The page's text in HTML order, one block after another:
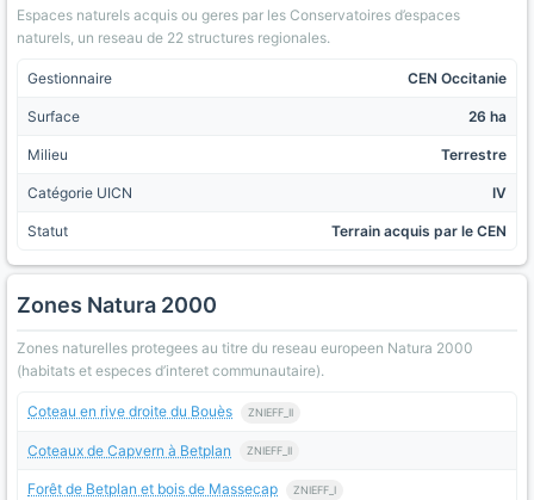
Espaces naturels acquis ou geres par les Conservatoires d’espaces
naturels, un reseau de 22 structures regionales.
Gestionnaire CEN Occitanie
Surface 26 ha
Milieu Terrestre
Catégorie UICN IV
Statut Terrain acquis par le CEN
Zones Natura 2000
Zones naturelles protegees au titre du reseau europeen Natura 2000
(habitats et especes d’interet communautaire).
Coteau en rive droite du Bouès ZNIEFF_II
Coteaux de Capvern à Betplan ZNIEFF_II
Forêt de Betplan et bois de Massecap ZNIEFF_I